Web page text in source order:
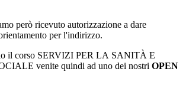
però ricevuto autorizzazione a dare
per l'indirizzo.
il corso SERVIZI PER LA SANITÀ E
venite quindi ad uno dei nostri OPEN